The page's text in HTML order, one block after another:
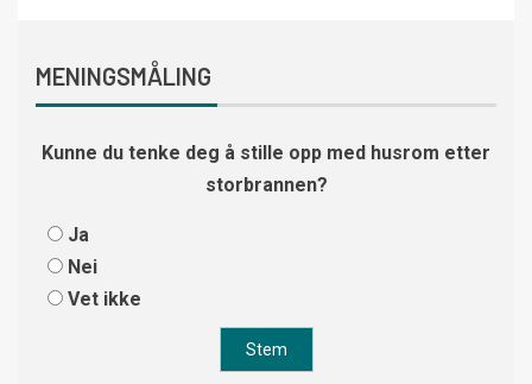
MENINGSMÅLING
Kunne du tenke deg å stille opp med husrom etter
storbrannen?
Ja
Nei
Vet ikke